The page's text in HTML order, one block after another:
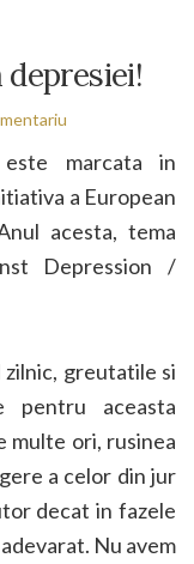
este marcata in
a European
acesta, tema
Depression /
zilnic, greutatile si
aceasta
multe ori, rusinea
a celor din jur
decat in fazele
Nu avem